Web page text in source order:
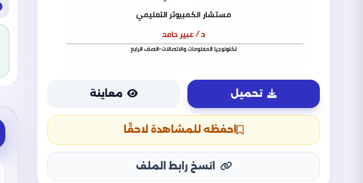
تحميل معاينة
احفظه للمشاهدة لاحقًا
انسخ رابط الملف